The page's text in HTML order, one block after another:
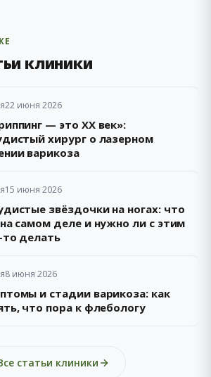
клиники
22 июня 2026
— это XX век»:
хирург о лазерном
варикоза
15 июня 2026
звёздочки на ногах: что
самом деле и нужно ли с этим
делать
8 июня 2026
и стадии варикоза: как
что пора к флебологу
статьи клиники